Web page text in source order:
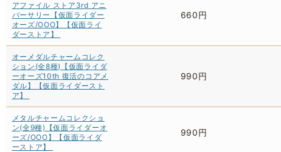
アファイル ストア3rd アニ
バーサリー【仮面ライダー
オーズ/OOO】【仮面ライ
ダーストア】
660円
オーメダルチャームコレク
ション(全8種)【仮面ライダ
ーオーズ10th 復活のコアメ
ダル】【仮面ライダースト
ア】
990円
メタルチャームコレクショ
ン(全9種)【仮面ライダーオ
ーズ/OOO】【仮面ライダ
ーストア】
990円